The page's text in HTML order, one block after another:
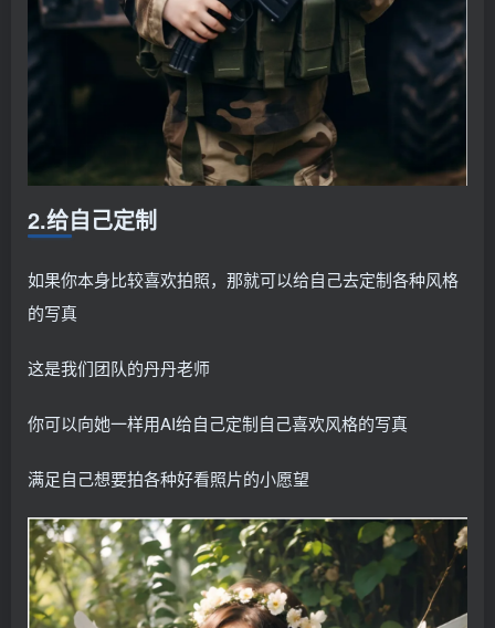
2.给自己定制
如果你本身比较喜欢拍照，那就可以给自己去定制各种风格
的写真
这是我们团队的丹丹老师
你可以向她一样用AI给自己定制自己喜欢风格的写真
满足自己想要拍各种好看照片的小愿望